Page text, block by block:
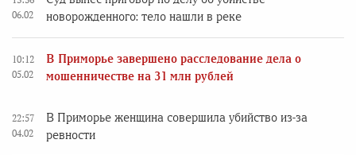
06.02
новорожденного: тело нашли в реке
10:12
05.02
В Приморье завершено расследование дела о
мошенничестве на 31 млн рублей
22:57
04.02
В Приморье женщина совершила убийство из-за
ревности